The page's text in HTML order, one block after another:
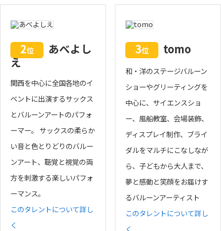
2位
あべよし
え
関西を中心に全国各地のイ
ベントに出演するサックス
とバルーンアートのパフォ
ーマー。 サックスの柔らか
い音と色とりどりのバルー
ンアート、聴覚と視覚の両
方を刺激する楽しいパフォ
ーマンス。
このタレントについて詳し
く
3位 tomo
和・洋のステージバルーン
ショーやグリーティングを
中心に、サイエンスショ
ー、風船教室、会場装飾、
ディスプレイ制作、ブライ
ダルをマルチにこなしなが
ら、子どもから大人まで、
夢と感動と笑顔をお届けす
るバルーンアーティスト
このタレントについて詳し
く